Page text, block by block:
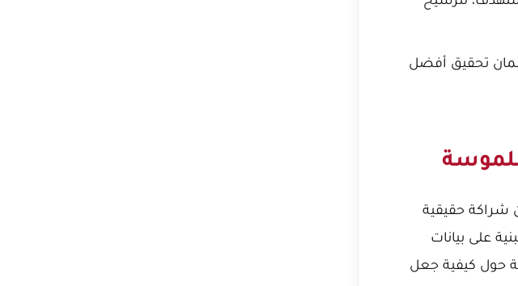
تحقيق أفضل
شراكة حقيقية
على بيانات
حول كيفية جعل